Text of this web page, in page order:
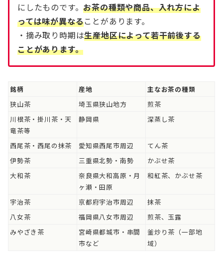
にしたものです。お茶の種類や商品、入れ方によ
っては味が異なることがあります。
・摘み取り時期は生産地区によって若干前後する
ことがあります。
銘柄 産地
主なお茶の種類
狭山茶
埼玉県狭山地方
煎茶
川根茶・掛川茶・天
竜茶等
静岡県 深蒸し茶
西尾茶・西尾の抹茶 愛知県西尾市周辺
てん茶
伊勢茶
三重県北勢・南勢
かぶせ茶
大和茶
奈良県大和高原・月
ヶ瀬・田原
和紅茶、かぶせ茶
宇治茶 京都府宇治市周辺
抹茶
八女茶
福岡県八女市周辺
煎茶、玉露
みやざき茶
宮崎県都城市・串間
市など
釜炒り茶（一部地
域）